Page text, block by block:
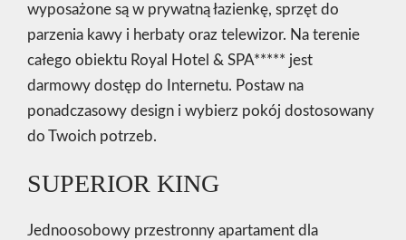
wyposażone są w prywatną łazienkę, sprzęt do
parzenia kawy i herbaty oraz telewizor. Na terenie
całego obiektu Royal Hotel & SPA***** jest
darmowy dostęp do Internetu. Postaw na
ponadczasowy design i wybierz pokój dostosowany
do Twoich potrzeb.
SUPERIOR KING
Jednoosobowy przestronny apartament dla